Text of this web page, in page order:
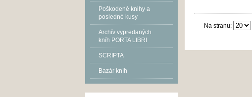
Poškodené knihy a
posledné kusy
Archív vypredaných
kníh PORTA LIBRI
SCRIPTA
Bazár kníh
Na stranu: